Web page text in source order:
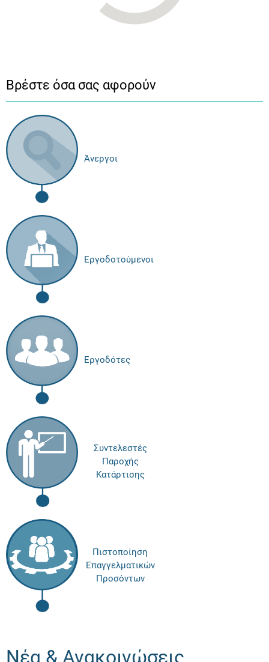
Βρέστε όσα σας αφορούν
Άνεργοι
Εργοδοτούμενοι
Εργοδότες
Συντελεστές
Παροχής
Κατάρτισης
Πιστοποίηση
Επαγγελματικών
Προσόντων
Νέα & Ανακοινώσεις